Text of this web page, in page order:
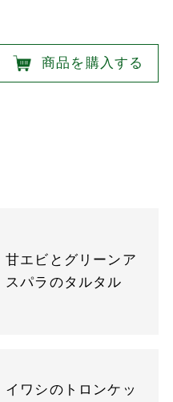
商品を購入する
甘エビとグリーンア
スパラのタルタル
イワシのトロンケッ